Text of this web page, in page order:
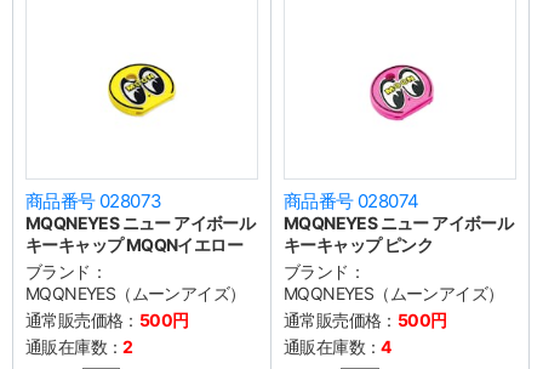
商品番号 028073
MQQNEYES ニュー アイボール
キーキャップ MQQNイエロー
ブランド：
MQQNEYES（ムーンアイズ）
通常販売価格： 500円
通販在庫数：2
商品番号 028074
MQQNEYES ニュー アイボール
キーキャップ ピンク
ブランド：
MQQNEYES（ムーンアイズ）
通常販売価格： 500円
通販在庫数：4